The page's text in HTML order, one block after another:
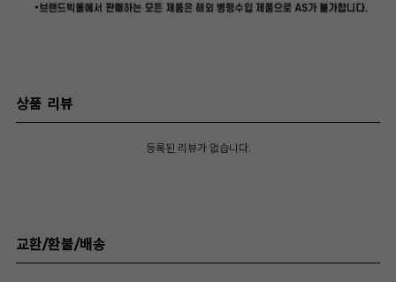
상품 리뷰
등록된 리뷰가 없습니다.
교환/환불/배송